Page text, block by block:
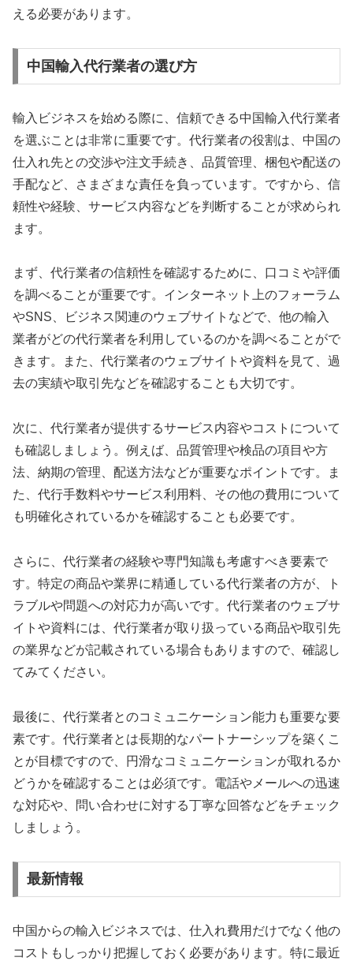
える必要があります。
中国輸入代行業者の選び方
輸入ビジネスを始める際に、信頼できる中国輸入代行業者
を選ぶことは非常に重要です。代行業者の役割は、中国の
仕入れ先との交渉や注文手続き、品質管理、梱包や配送の
手配など、さまざまな責任を負っています。ですから、信
頼性や経験、サービス内容などを判断することが求められ
ます。
まず、代行業者の信頼性を確認するために、口コミや評価
を調べることが重要です。インターネット上のフォーラム
やSNS、ビジネス関連のウェブサイトなどで、他の輸入
業者がどの代行業者を利用しているのかを調べることがで
きます。また、代行業者のウェブサイトや資料を見て、過
去の実績や取引先などを確認することも大切です。
次に、代行業者が提供するサービス内容やコストについて
も確認しましょう。例えば、品質管理や検品の項目や方
法、納期の管理、配送方法などが重要なポイントです。ま
た、代行手数料やサービス利用料、その他の費用について
も明確化されているかを確認することも必要です。
さらに、代行業者の経験や専門知識も考慮すべき要素で
す。特定の商品や業界に精通している代行業者の方が、ト
ラブルや問題への対応力が高いです。代行業者のウェブサ
イトや資料には、代行業者が取り扱っている商品や取引先
の業界などが記載されている場合もありますので、確認し
てみてください。
最後に、代行業者とのコミュニケーション能力も重要な要
素です。代行業者とは長期的なパートナーシップを築くこ
とが目標ですので、円滑なコミュニケーションが取れるか
どうかを確認することは必須です。電話やメールへの迅速
な対応や、問い合わせに対する丁寧な回答などをチェック
しましょう。
最新情報
中国からの輸入ビジネスでは、仕入れ費用だけでなく他の
コストもしっかり把握しておく必要があります。特に最近